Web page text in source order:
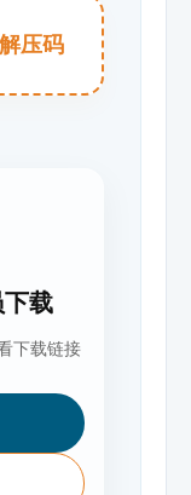
压码
载
下载链接